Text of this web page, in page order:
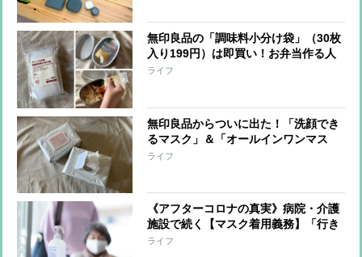
無印良品の「調味料小分け袋」（30枚
入り199円）は即買い！お弁当作る人
はみんな買ってほしい【本日のお気に
ライフ
無印良品からついに出た！「洗顔でき
るマスク」＆「オールインワンマス
ク」で朝も夜もズボラ確定【本日のお
ライフ
《アフターコロナの真実》病院・介護
施設で続く【マスク着用義務】「行き
すぎた感染対策によって生活から大切
ライフ